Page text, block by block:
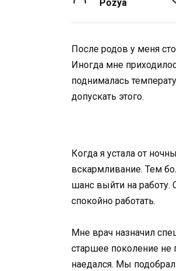
Pozya
После родов у меня
Иногда мне
поднималась
допускать этого.
Когда я устала от
вскармливание. Тем
шанс выйти на
спокойно работать.
Мне врач назначил
старшее поколение
наедался. Мы